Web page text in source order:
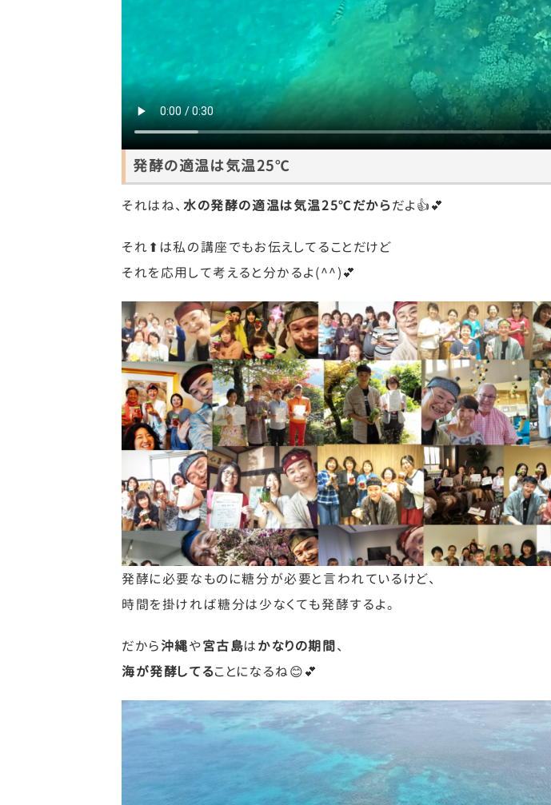
発酵の適温は気温25℃
それはね、 水の発酵の適温は気温25℃だからだよ👍💕
それ⬆は私の講座でもお伝えしてることだけど
それを応用して考えると分かるよ(^^)💕
発酵に必要なものに糖分が必要と言われているけど、
時間を掛ければ糖分は少なくても発酵するよ。
だから沖縄や宮古島はかなりの期間、
海が発酵してることになるね😊💕